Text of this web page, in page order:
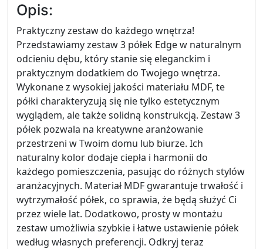
Opis:
Praktyczny zestaw do każdego wnętrza!
Przedstawiamy zestaw 3 półek Edge w naturalnym
odcieniu dębu, który stanie się eleganckim i
praktycznym dodatkiem do Twojego wnętrza.
Wykonane z wysokiej jakości materiału MDF, te
półki charakteryzują się nie tylko estetycznym
wyglądem, ale także solidną konstrukcją. Zestaw 3
półek pozwala na kreatywne aranżowanie
przestrzeni w Twoim domu lub biurze. Ich
naturalny kolor dodaje ciepła i harmonii do
każdego pomieszczenia, pasując do różnych stylów
aranżacyjnych. Materiał MDF gwarantuje trwałość i
wytrzymałość półek, co sprawia, że będą służyć Ci
przez wiele lat. Dodatkowo, prosty w montażu
zestaw umożliwia szybkie i łatwe ustawienie półek
według własnych preferencji. Odkryj teraz